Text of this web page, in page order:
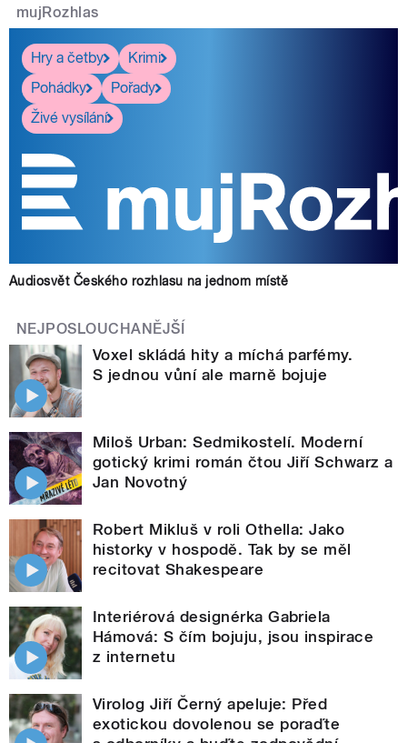
mujRozhlas
Hry a četby
Krimi
Pohádky
Pořady
Živé vysílání
Audiosvět Českého rozhlasu na jednom místě
NEJPOSLOUCHANĚJŠÍ
Voxel skládá hity a míchá parfémy.
S jednou vůní ale marně bojuje
Miloš Urban: Sedmikostelí. Moderní
gotický krimi román čtou Jiří Schwarz a
Jan Novotný
Robert Mikluš v roli Othella: Jako
historky v hospodě. Tak by se měl
recitovat Shakespeare
Interiérová designérka Gabriela
Hámová: S čím bojuju, jsou inspirace
z internetu
Virolog Jiří Černý apeluje: Před
exotickou dovolenou se poraďte